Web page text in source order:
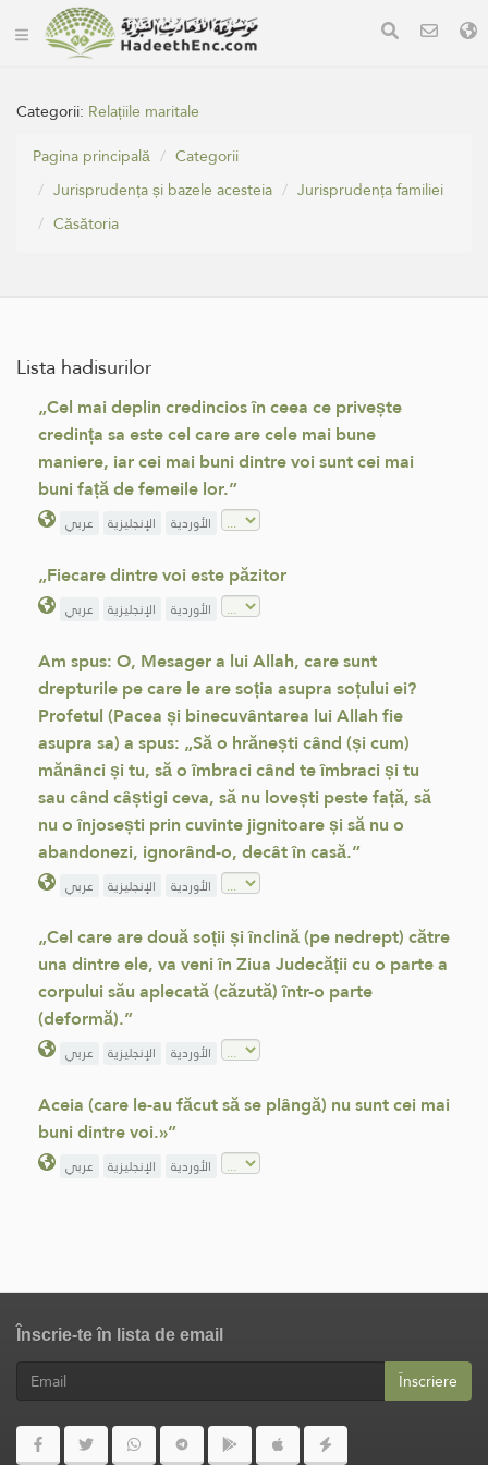
Categorii: Relațiile maritale
Pagina principală
Categorii
Jurisprudența și bazele acesteia
Jurisprudența familiei
Căsătoria
Lista hadisurilor
„Cel mai deplin credincios în ceea ce privește
credința sa este cel care are cele mai bune
maniere, iar cei mai buni dintre voi sunt cei mai
buni față de femeile lor.”
عربي الإنجليزية الأوردية
„Fiecare dintre voi este păzitor
عربي الإنجليزية الأوردية
Am spus: O, Mesager a lui Allah, care sunt
drepturile pe care le are soția asupra soțului ei?
Profetul (Pacea și binecuvântarea lui Allah fie
asupra sa) a spus: „Să o hrănești când (și cum)
mănânci și tu, să o îmbraci când te îmbraci și tu
sau când câștigi ceva, să nu lovești peste față, să
nu o înjosești prin cuvinte jignitoare și să nu o
abandonezi, ignorând-o, decât în casă.”
عربي الإنجليزية الأوردية
„Cel care are două soții și înclină (pe nedrept) către
una dintre ele, va veni în Ziua Judecății cu o parte a
corpului său aplecată (căzută) într-o parte
(deformă).”
عربي الإنجليزية الأوردية
Aceia (care le-au făcut să se plângă) nu sunt cei mai
buni dintre voi.»”
عربي الإنجليزية الأوردية
Înscrie-te în lista de email
Înscriere